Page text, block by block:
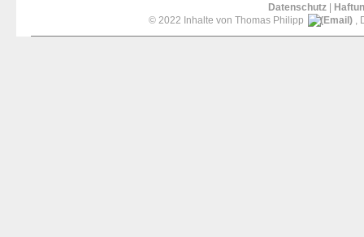
Datenschutz |
© 2022 Inhalte von Thomas Philipp
,